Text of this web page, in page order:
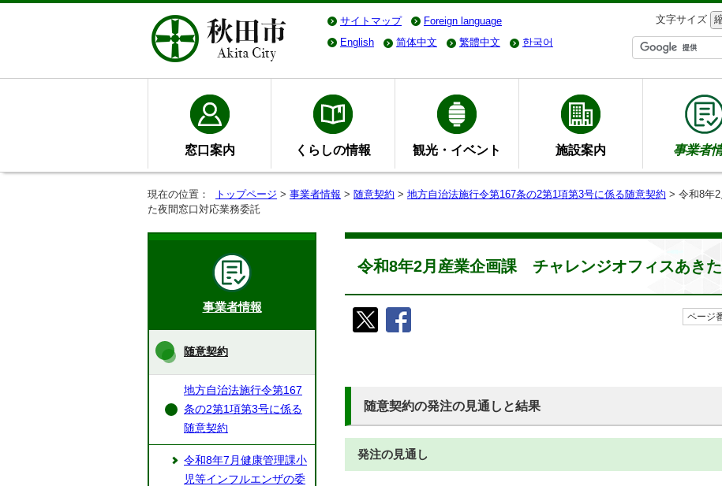
サイトマップ Foreign language 文字サイズ
English
简体中文 繁體中文 한국어
窓口案内 くらしの情報 観光・イベント 施設案内 事業者
現在の位置： トップページ > 事業者情報 > 随意契約 > 地方自治法施行令第167条の2第1項第3号に係る随意契約 > 令和8年
た夜間窓口対応業務委託
令和8年2月産業企画課 チャレンジオフィスあき
ページ
随意契約の発注の見通しと結果
発注の見通し
事業者情報
随意契約
地方自治法施行令第167
条の2第1項第3号に係る
随意契約
令和8年7月健康管理課小
児等インフルエンザの委